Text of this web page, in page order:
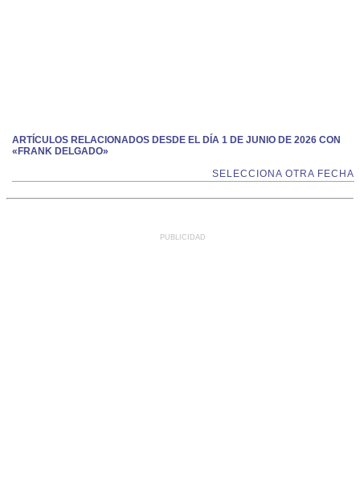
ARTÍCULOS RELACIONADOS DESDE EL DÍA 1 DE JUNIO DE 2026 CON
«FRANK DELGADO»
SELECCIONA OTRA FECHA
PUBLICIDAD